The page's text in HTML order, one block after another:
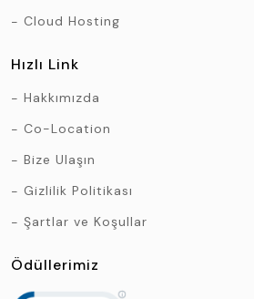
Cloud Hosting
Hızlı Link
Hakkımızda
Co-Location
Bize Ulaşın
Gizlilik Politikası
Şartlar ve Koşullar
Ödüllerimiz